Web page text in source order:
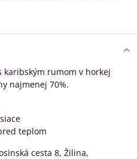
karibským rumom v horkej
najmenej 70%.
teplom
cesta 8, Žilina,